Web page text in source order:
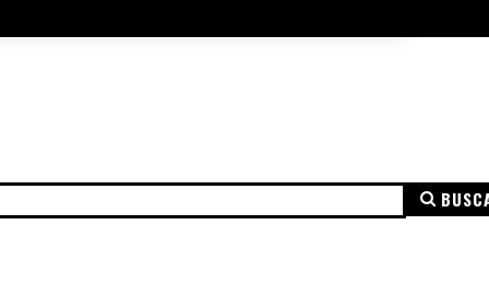
POLÍTICA DE PRIVACIDAD